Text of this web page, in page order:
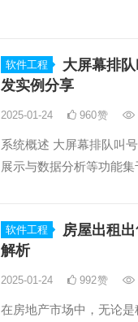
软件工程
大屏幕排
发实例分享
2025-01-24 960赞
系统概述 大屏幕排队叫
展示与数据分析等功能
软件工程
房屋出租
解析
2025-01-24 992赞
在房地产市场中，无论